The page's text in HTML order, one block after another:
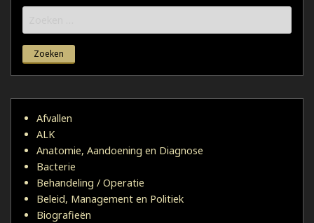
naar:
Afvallen
ALK
Anatomie, Aandoening en Diagnose
Bacterie
Behandeling / Operatie
Beleid, Management en Politiek
Biografieën